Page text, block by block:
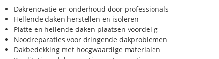
Dakrenovatie en onderhoud door professionals
Hellende daken herstellen en isoleren
Platte en hellende daken plaatsen voordelig
Noodreparaties voor dringende dakproblemen
Dakbedekking met hoogwaardige materialen